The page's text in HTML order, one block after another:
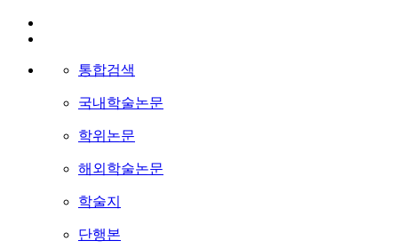
통합검색
국내학술논문
학위논문
해외학술논문
학술지
단행본